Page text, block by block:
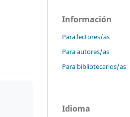
Información
Para lectores/as
Para autores/as
Para bibliotecarios/as
Idioma